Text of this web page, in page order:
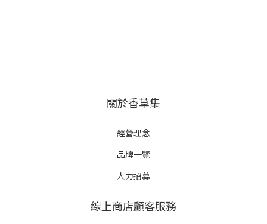
關於香草集
經營理念
品牌一覽
人力招募
線上商店顧客服務